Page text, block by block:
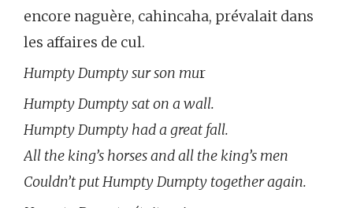
encore naguère, cahincaha, prévalait dans
les affaires de cul.
Humpty Dumpty sur son mur
Humpty Dumpty sat on a wall.
Humpty Dumpty had a great fall.
All the king’s horses and all the king’s men
Couldn’t put Humpty Dumpty together again.